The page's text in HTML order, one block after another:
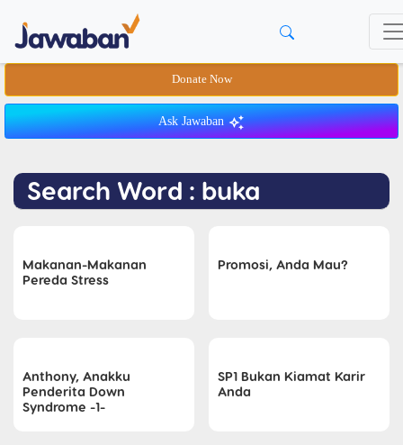
Donate Now
Ask Jawaban
Search Word : buka
Makanan-Makanan
Pereda Stress
Promosi, Anda Mau?
Anthony, Anakku
Penderita Down
Syndrome -1-
SP1 Bukan Kiamat Karir
Anda